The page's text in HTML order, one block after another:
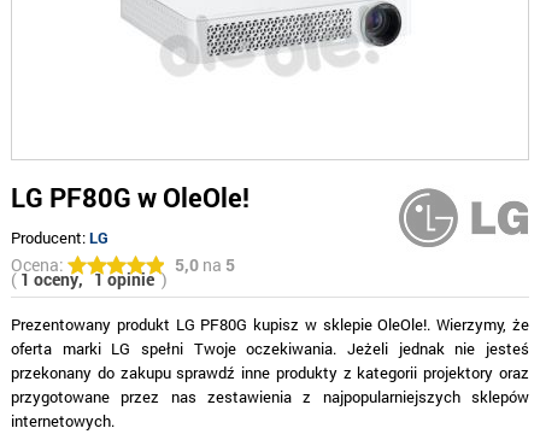
LG PF80G w OleOle!
Producent:LG
Ocena: 5,0na 5
( 1 oceny, 1 opinie)
Prezentowany produkt LG PF80G kupisz w sklepie OleOle!. Wierzymy, że
oferta marki LG spełni Twoje oczekiwania. Jeżeli jednak nie jesteś
przekonany do zakupu sprawdź inne produkty z kategorii projektory oraz
przygotowane przez nas zestawienia z najpopularniejszych sklepów
internetowych.